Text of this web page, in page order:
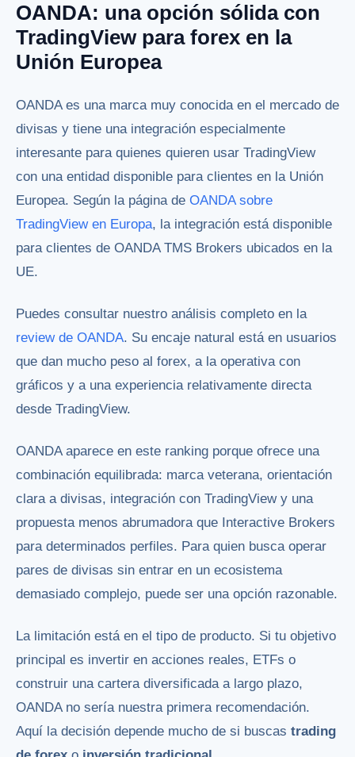
OANDA: una opción sólida con
TradingView para forex en la
Unión Europea
OANDA es una marca muy conocida en el mercado de
divisas y tiene una integración especialmente
interesante para quienes quieren usar TradingView
con una entidad disponible para clientes en la Unión
Europea. Según la página de OANDA sobre
TradingView en Europa, la integración está disponible
para clientes de OANDA TMS Brokers ubicados en la
UE.
Puedes consultar nuestro análisis completo en la
review de OANDA. Su encaje natural está en usuarios
que dan mucho peso al forex, a la operativa con
gráficos y a una experiencia relativamente directa
desde TradingView.
OANDA aparece en este ranking porque ofrece una
combinación equilibrada: marca veterana, orientación
clara a divisas, integración con TradingView y una
propuesta menos abrumadora que Interactive Brokers
para determinados perfiles. Para quien busca operar
pares de divisas sin entrar en un ecosistema
demasiado complejo, puede ser una opción razonable.
La limitación está en el tipo de producto. Si tu objetivo
principal es invertir en acciones reales, ETFs o
construir una cartera diversificada a largo plazo,
OANDA no sería nuestra primera recomendación.
Aquí la decisión depende mucho de si buscas trading